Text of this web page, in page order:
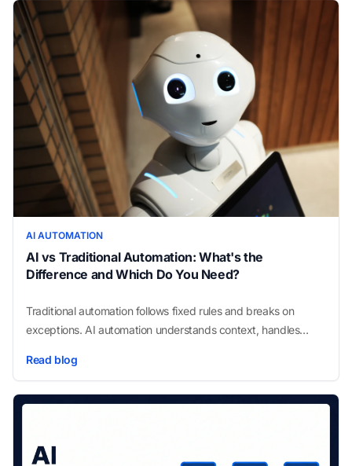
AI AUTOMATION
AI vs Traditional Automation: What's the
Difference and Which Do You Need?
Traditional automation follows fixed rules and breaks on
exceptions. AI automation understands context, handles
to tell them apart — and choose the right one.
Read blog